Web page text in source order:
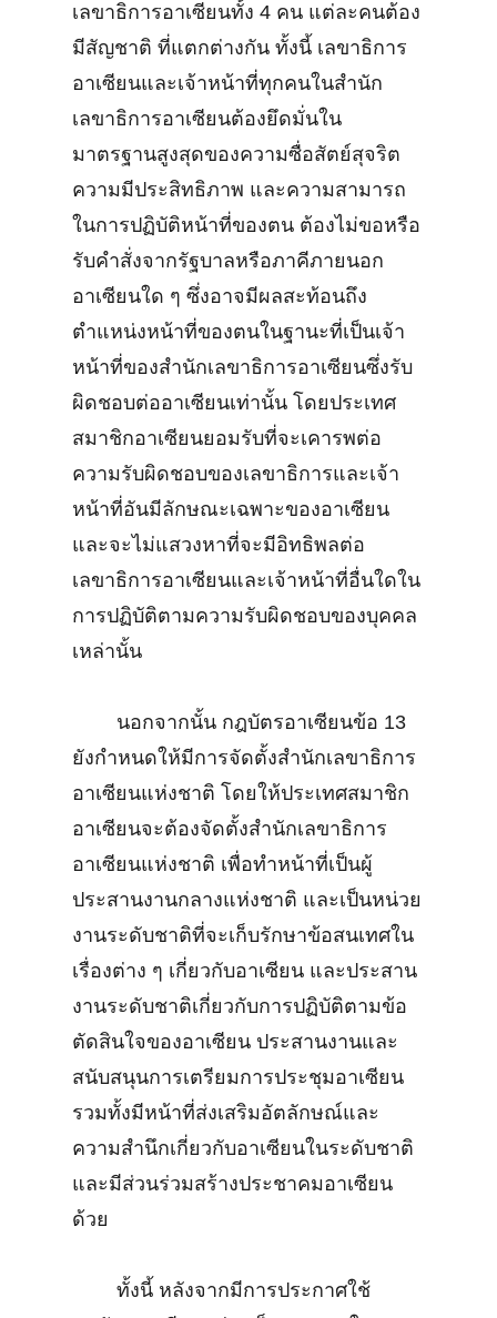
เลขาธิการอาเซียนทั้ง 4 คน แต่ละคนต้อง
มีสัญชาติ ที่แตกต่างกัน ทั้งนี้ เลขาธิการ
อาเซียนและเจ้าหน้าที่ทุกคนในสำนัก
เลขาธิการอาเซียนต้องยึดมั่นใน
มาตรฐานสูงสุดของความซื่อสัตย์สุจริต
ความมีประสิทธิภาพ และความสามารถ
ในการปฏิบัติหน้าที่ของตน ต้องไม่ขอหรือ
รับคำสั่งจากรัฐบาลหรือภาคีภายนอก
อาเซียนใด ๆ ซึ่งอาจมีผลสะท้อนถึง
ตำแหน่งหน้าที่ของตนในฐานะที่เป็นเจ้า
หน้าที่ของสำนักเลขาธิการอาเซียนซึ่งรับ
ผิดชอบต่ออาเซียนเท่านั้น โดยประเทศ
สมาชิกอาเซียนยอมรับที่จะเคารพต่อ
ความรับผิดชอบของเลขาธิการและเจ้า
หน้าที่อันมีลักษณะเฉพาะของอาเซียน
และจะไม่แสวงหาที่จะมีอิทธิพลต่อ
เลขาธิการอาเซียนและเจ้าหน้าที่อื่นใดใน
การปฏิบัติตามความรับผิดชอบของบุคคล
เหล่านั้น
นอกจากนั้น กฎบัตรอาเซียนข้อ 13
ยังกำหนดให้มีการจัดตั้งสำนักเลขาธิการ
อาเซียนแห่งชาติ โดยให้ประเทศสมาชิก
อาเซียนจะต้องจัดตั้งสำนักเลขาธิการ
อาเซียนแห่งชาติ เพื่อทำหน้าที่เป็นผู้
ประสานงานกลางแห่งชาติ และเป็นหน่วย
งานระดับชาติที่จะเก็บรักษาข้อสนเทศใน
เรื่องต่าง ๆ เกี่ยวกับอาเซียน และประสาน
งานระดับชาติเกี่ยวกับการปฏิบัติตามข้อ
ตัดสินใจของอาเซียน ประสานงานและ
สนับสนุนการเตรียมการประชุมอาเซียน
รวมทั้งมีหน้าที่ส่งเสริมอัตลักษณ์และ
ความสำนึกเกี่ยวกับอาเซียนในระดับชาติ
และมีส่วนร่วมสร้างประชาคมอาเซียน
ด้วย
ทั้งนี้ หลังจากมีการประกาศใช้